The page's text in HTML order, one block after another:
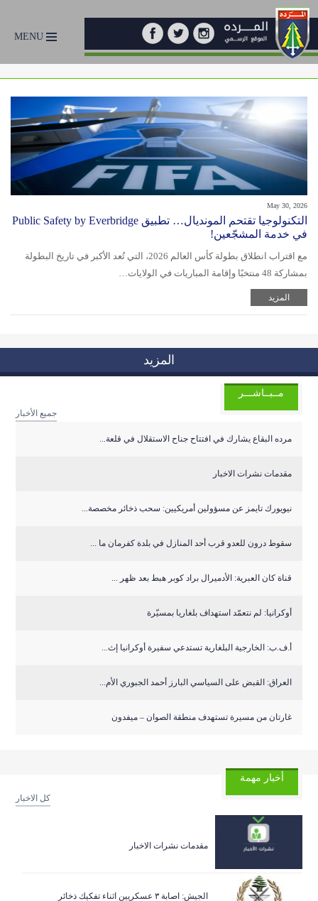
MENU
May 30, 2026
التكنولوجيا تقتحم المونديال… تطبيق Public Safety by Everbridge
في خدمة المشجّعين!
مع اقتراب انطلاق بطولة كأس العالم 2026، التي تُعد الأكبر في تاريخ البطولة
بمشاركة 48 منتخبًا وإقامة المباريات في الولايات…
المزيد
المزيد
مــبــاشـــر
جميع الأخبار
مرده البقاع يشارك في افتتاح جناح الاستقلال في قلعة...
مقدمات نشرات الاخبار
نيويورك تايمز عن مسؤولين أمريكيين: سحب ذخائر مخصصة...
سقوط درون للعدو قرب أحد المنازل في بلدة كفرمان ما ...
قناة كان العبرية: الأدميرال براد كوبر هبط بعد ظهر ...
أوكرانيا: لم نتعمّد استهداف بلغاريا بمسيّرة
أ.ف.ب: الخارجية البلغارية تستدعي سفيرة أوكرانيا إث...
العراق: القبض على السياسي البارز أحمد الجبوري الأم...
غارتان من مسيرة تستهدف منطقة الصوان – ميفدون
أخبار مهمة
كل الاخبار
مقدمات نشرات الاخبار
الجيش: اصابة ٣ عسكريين اثناء تفكيك ذخائر